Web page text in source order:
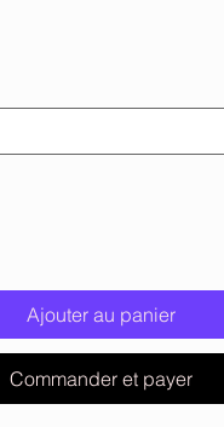
Ajouter au panier
Commander et payer